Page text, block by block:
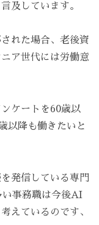
及しています。
れた場合、老後資
ア世代には労働意
ケートを60歳以
以降も働きたいと
発信している専門
事務職は今後AI
えているのです、